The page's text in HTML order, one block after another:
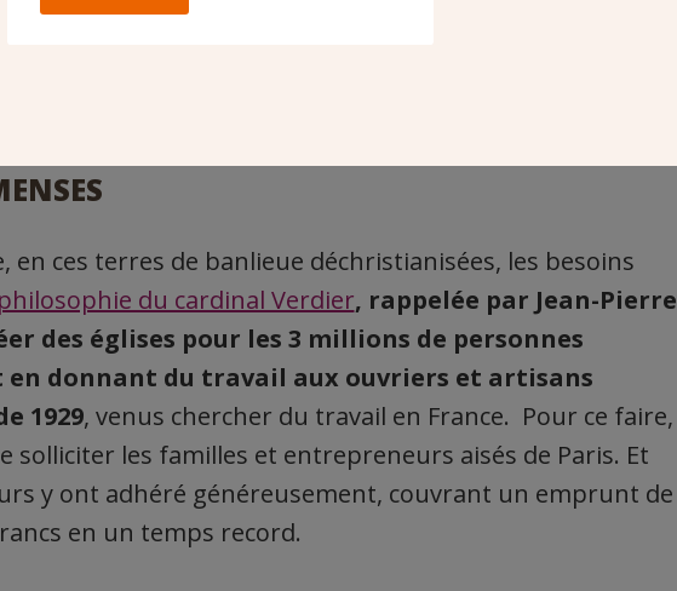
après avoir été touché par la lecture du livre du
en ces terres de banlieue déchristianisées, les besoins
du cardinal Verdier, rappelée par Jean-Pierre
des églises pour les 3 millions de personnes
en donnant du travail aux ouvriers et artisans
1929, venus chercher du travail en France. Pour ce faire,
solliciter les familles et entrepreneurs aisés de Paris. Et
y ont adhéré généreusement, couvrant un emprunt de
en un temps record.